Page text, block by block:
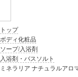
トップ
ボディ化粧品
ソープ/入浴剤
入浴剤・バスソルト
ミネラリア ナチュラルアロ